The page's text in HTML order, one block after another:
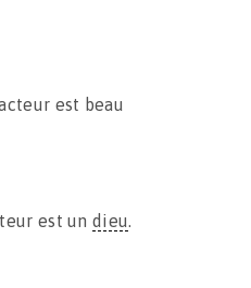
est beau
est undieu.